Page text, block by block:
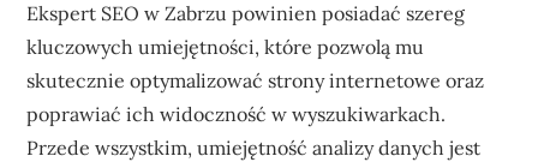
Ekspert SEO w Zabrzu powinien posiadać szereg
kluczowych umiejętności, które pozwolą mu
skutecznie optymalizować strony internetowe oraz
poprawiać ich widoczność w wyszukiwarkach.
Przede wszystkim, umiejętność analizy danych jest